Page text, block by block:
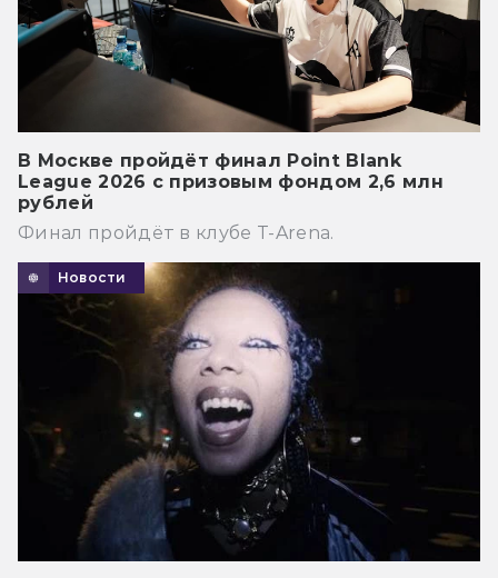
В Москве пройдёт финал Point Blank
League 2026 с призовым фондом 2,6 млн
рублей
Финал пройдёт в клубе T-Arena.
Новости